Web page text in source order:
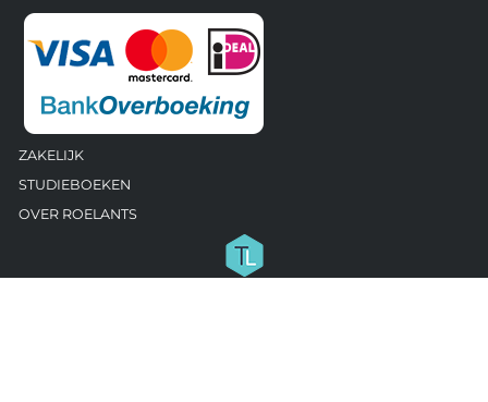
ZAKELIJK
STUDIEBOEKEN
OVER ROELANTS